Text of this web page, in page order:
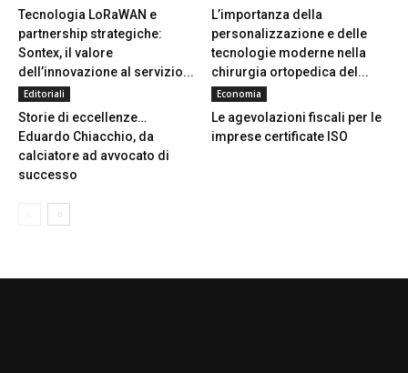
Tecnologia LoRaWAN e
partnership strategiche:
Sontex, il valore
dell’innovazione al servizio...
L’importanza della
personalizzazione e delle
tecnologie moderne nella
chirurgia ortopedica del...
Editoriali
Storie di eccellenze…
Eduardo Chiacchio, da
calciatore ad avvocato di
successo
Economia
Le agevolazioni fiscali per le
imprese certificate ISO